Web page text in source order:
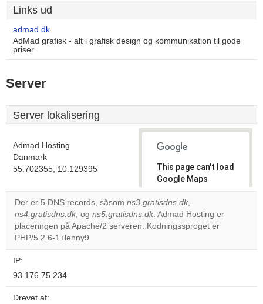
Links ud
admad.dk
AdMad grafisk - alt i grafisk design og kommunikation til gode
priser
Server
Server lokalisering
Admad Hosting
Danmark
55.702355, 10.129395
This page can't load
Google Maps
correctly.
Do you
own this
Der er 5 DNS records, såsom ns3.gratisdns.dk,
ns4.gratisdns.dk, og ns5.gratisdns.dk. Admad Hosting er
placeringen på Apache/2 serveren. Kodningssproget er
PHP/5.2.6-1+lenny9
IP:
93.176.75.234
Drevet af: